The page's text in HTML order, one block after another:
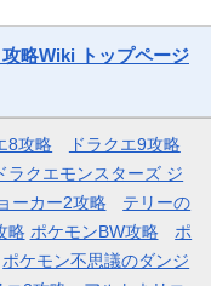
略Wiki トップページ
8攻略
ドラクエ9攻略
ラクエモンスターズ ジ
ーカー2攻略
テリーの
略 ポケモンBW攻略
ポ
ポケモン不思議のダンジ